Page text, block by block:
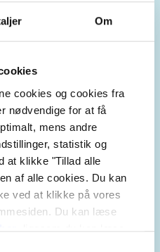
Om
cookies og cookies fra
nødvendige for at få
mens andre
statistik og
at klikke "Tillad alle
af alle cookies. Du kan
ved at klikke på vores
Du kan læse
Greenland